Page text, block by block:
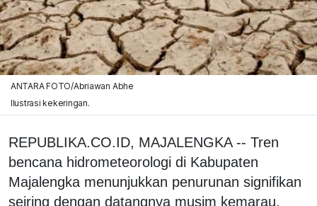
ANTARA FOTO/Abriawan Abhe
Ilustrasi kekeringan.
REPUBLIKA.CO.ID, MAJALENGKA -- Tren
bencana hidrometeorologi di Kabupaten
Majalengka menunjukkan penurunan signifikan
seiring dengan datangnya musim kemarau.